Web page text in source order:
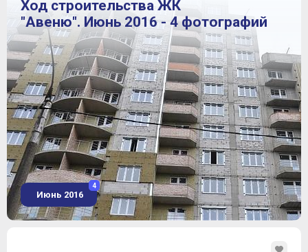
Ход строительства ЖК
"Авеню". Июнь 2016 - 4 фотографий
Июнь 2016
4